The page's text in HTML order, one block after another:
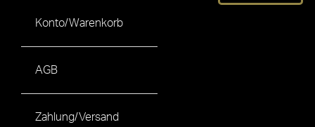
Konto/Warenkorb
AGB
Zahlung/Versand